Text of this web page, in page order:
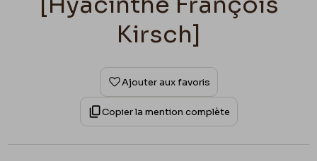
Kirsch]
Ajouter aux favoris
Copier la mention complète